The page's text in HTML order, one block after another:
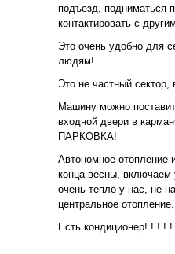
подъезд, подниматься
контактировать с
Это очень удобно для
людям!
Это не частный сектор,
Машину можно
входной двери в
ПАРКОВКА!
Автономное
конца весны, включаем
очень тепло у нас, не
центральное отопление.
Есть кондиционер! ! ! ! !